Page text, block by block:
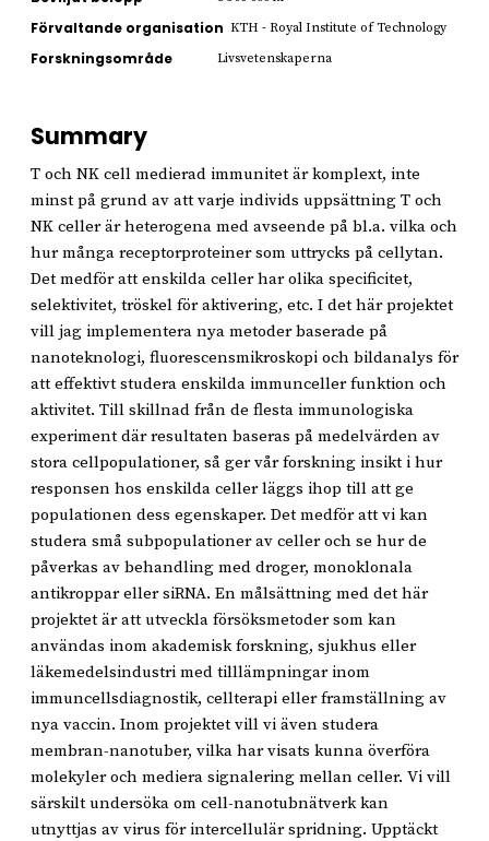
Förvaltande organisation KTH - Royal Institute of Technology
Forskningsområde Livsvetenskaperna
Summary
T och NK cell medierad immunitet är komplext, inte
minst på grund av att varje individs uppsättning T och
NK celler är heterogena med avseende på bl.a. vilka och
hur många receptorproteiner som uttrycks på cellytan.
Det medför att enskilda celler har olika specificitet,
selektivitet, tröskel för aktivering, etc. I det här projektet
vill jag implementera nya metoder baserade på
nanoteknologi, fluorescensmikroskopi och bildanalys för
att effektivt studera enskilda immunceller funktion och
aktivitet. Till skillnad från de flesta immunologiska
experiment där resultaten baseras på medelvärden av
stora cellpopulationer, så ger vår forskning insikt i hur
responsen hos enskilda celler läggs ihop till att ge
populationen dess egenskaper. Det medför att vi kan
studera små subpopulationer av celler och se hur de
påverkas av behandling med droger, monoklonala
antikroppar eller siRNA. En målsättning med det här
projektet är att utveckla försöksmetoder som kan
användas inom akademisk forskning, sjukhus eller
läkemedelsindustri med tilllämpningar inom
immuncellsdiagnostik, cellterapi eller framställning av
nya vaccin. Inom projektet vill vi även studera
membran-nanotuber, vilka har visats kunna överföra
molekyler och mediera signalering mellan celler. Vi vill
särskilt undersöka om cell-nanotubnätverk kan
utnyttjas av virus för intercellulär spridning. Upptäckt